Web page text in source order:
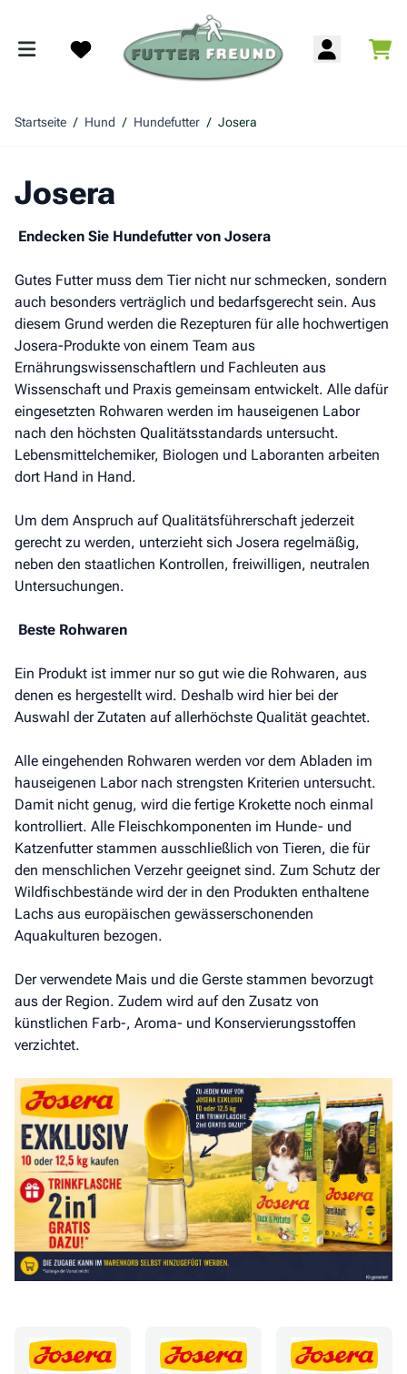
Startseite / Hund / Hundefutter / Josera
Josera
Endecken Sie Hundefutter von Josera
Gutes Futter muss dem Tier nicht nur schmecken, sondern
auch besonders verträglich und bedarfsgerecht sein. Aus
diesem Grund werden die Rezepturen für alle hochwertigen
Josera-Produkte von einem Team aus
Ernährungswissenschaftlern und Fachleuten aus
Wissenschaft und Praxis gemeinsam entwickelt. Alle dafür
eingesetzten Rohwaren werden im hauseigenen Labor
nach den höchsten Qualitätsstandards untersucht.
Lebensmittelchemiker, Biologen und Laboranten arbeiten
dort Hand in Hand.
Um dem Anspruch auf Qualitätsführerschaft jederzeit
gerecht zu werden, unterzieht sich Josera regelmäßig,
neben den staatlichen Kontrollen, freiwilligen, neutralen
Untersuchungen.
Beste Rohwaren
Ein Produkt ist immer nur so gut wie die Rohwaren, aus
denen es hergestellt wird. Deshalb wird hier bei der
Auswahl der Zutaten auf allerhöchste Qualität geachtet.
Alle eingehenden Rohwaren werden vor dem Abladen im
hauseigenen Labor nach strengsten Kriterien untersucht.
Damit nicht genug, wird die fertige Krokette noch einmal
kontrolliert. Alle Fleischkomponenten im Hunde- und
Katzenfutter stammen ausschließlich von Tieren, die für
den menschlichen Verzehr geeignet sind. Zum Schutz der
Wildfischbestände wird der in den Produkten enthaltene
Lachs aus europäischen gewässerschonenden
Aquakulturen bezogen.
Der verwendete Mais und die Gerste stammen bevorzugt
aus der Region. Zudem wird auf den Zusatz von
künstlichen Farb-, Aroma- und Konservierungsstoffen
verzichtet.